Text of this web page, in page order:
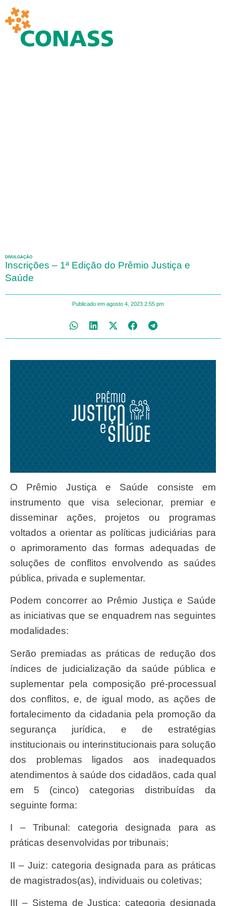
DIVULGAÇÃO
Inscrições – 1ª Edição do Prêmio Justiça e
Saúde
Publicado em agosto 4, 2023 2:55 pm
O Prêmio Justiça e Saúde consiste em
instrumento que visa selecionar, premiar e
disseminar ações, projetos ou programas
voltados a orientar as políticas judiciárias para
o aprimoramento das formas adequadas de
soluções de conflitos envolvendo as saúdes
pública, privada e suplementar.
Podem concorrer ao Prêmio Justiça e Saúde
as iniciativas que se enquadrem nas seguintes
modalidades:
Serão premiadas as práticas de redução dos
índices de judicialização da saúde pública e
suplementar pela composição pré-processual
dos conflitos, e, de igual modo, as ações de
fortalecimento da cidadania pela promoção da
segurança jurídica, e de estratégias
institucionais ou interinstitucionais para solução
dos problemas ligados aos inadequados
atendimentos à saúde dos cidadãos, cada qual
em 5 (cinco) categorias distribuídas da
seguinte forma:
I – Tribunal: categoria designada para as
práticas desenvolvidas por tribunais;
II – Juiz: categoria designada para as práticas
de magistrados(as), individuais ou coletivas;
III – Sistema de Justiça: categoria designada